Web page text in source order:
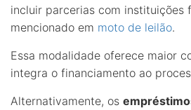
incluir parcerias com instituições
mencionado em moto de leilão.
Essa modalidade oferece maior
integra o financiamento ao
Alternativamente, os